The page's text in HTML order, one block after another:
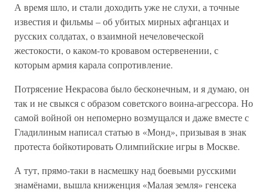
А время шло, и стали доходить уже не слухи, а точные
известия и фильмы – об убитых мирных афганцах и
русских солдатах, о взаимной нечеловеческой
жестокости, о каком-то кровавом остервенении, с
которым армия карала сопротивление.
Потрясение Некрасова было бесконечным, и я думаю, он
так и не свыкся с образом советского воина-агрессора. Но
самой войной он непомерно возмущался и даже вместе с
Гладилиным написал статью в «Монд», призывая в знак
протеста бойкотировать Олимпийские игры в Москве.
А тут, прямо-таки в насмешку над боевыми русскими
знамёнами, вышла книженция «Малая земля» генсека